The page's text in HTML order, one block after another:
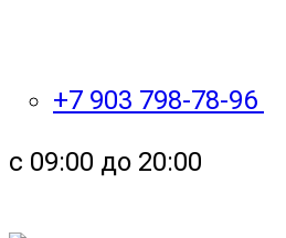
+7 903 798-78-96
с 09:00 до 20:00